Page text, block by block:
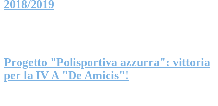
2018/2019
Progetto "Polisportiva azzurra": vittoria
per la IV A "De Amicis"!